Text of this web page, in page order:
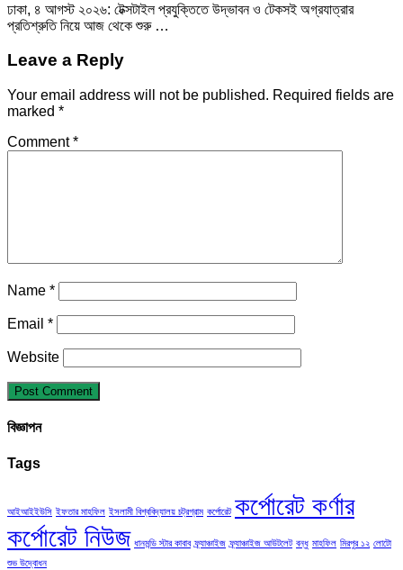
ঢাকা, ৪ আগস্ট ২০২৬: টেক্সটাইল প্রযুক্তিতে উদ্ভাবন ও টেকসই অগ্রযাত্রার
প্রতিশ্রুতি নিয়ে আজ থেকে শুরু …
Leave a Reply
Your email address will not be published. Required fields are
marked *
Comment*
Name *
Email *
Website
বিজ্ঞাপন
Tags
আইআইইউসি ইফতার মাহফিল ইসলামী বিশ্ববিদ্যালয় চট্রগ্রাম কর্পোরেট কর্পোরেট কর্ণার
কর্পোরেট নিউজ ধানমন্ডি স্টার কাবাব ফ্র্যাঞ্চাইজ ফ্র্যাঞ্চাইজ আউটলেট বন্ধু মাহফিল মিরপুর ১২ লোটো
শুভ উদ্বোধন